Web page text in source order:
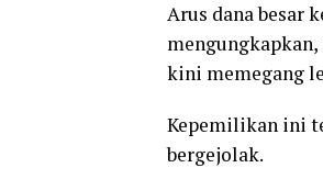
Arus dana besar
kini memegang
Kepemilikan ini
bergejolak.